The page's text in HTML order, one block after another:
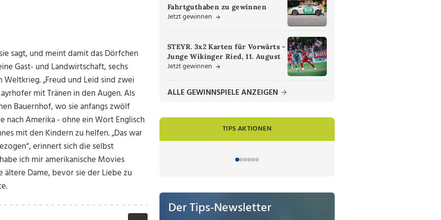
sagt, und meint damit das Dörfchen
Gast- und Landwirtschaft, sechs
„Freud und Leid sind zwei
mit Tränen in den Augen. Als
Bauernhof, wo sie anfangs zwölf
nach Amerika - ohne ein Wort Englisch
mit den Kindern zu helfen. „Das war
erinnert sich die selbst
ich mir amerikanische Movies
ältere Dame, bevor sie der Liebe zu
Fahrtguthaben zu gewinnen
Jetzt gewinnen
STEYR. 3x2 Karten für Vorwärts -
Junge Wikinger Ried, 11. August
Jetzt gewinnen
ALLE GEWINNSPIELE ANZEIGEN
TIPS AKTIONEN
Der Tips-Newsletter